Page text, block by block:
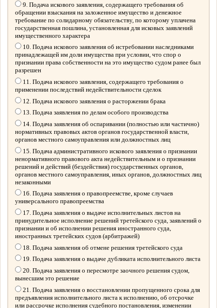
9. Подача искового заявления, содержащего требования об
обращении взыскания на заложенное имущество и денежное
требование по солидарному обязательству, по которому уплачена
государственная пошлина, установленная для исковых заявлений
имущественного характера
10. Подача искового заявления об истребовании наследниками
принадлежащей им доли имущества при условии, что спор о
признании права собственности на это имущество судом ранее был
разрешен
11. Подача искового заявления, содержащего требования о
применении последствий недействительности сделок
12. Подача искового заявления о расторжении брака
13. Подача заявления по делам особого производства
14. Подача заявления об оспаривании (полностью или частично)
нормативных правовых актов органов государственной власти,
органов местного самоуправления или должностных лиц
15. Подача административного искового заявления о признании
ненормативного правового акта недействительным и о признании
решений и действий (бездействия) государственных органов,
органов местного самоуправления, иных органов, должностных лиц
незаконными
16. Подача заявления о правопреемстве, кроме случаев
универсального правопреемства
17. Подача заявления о выдаче исполнительных листов на
принудительное исполнение решений третейского суда, заявлений о
признании и об исполнении решения иностранного суда,
иностранных третейских судов (арбитражей)
18. Подача заявления об отмене решения третейского суда
19. Подача заявления о выдаче дубликата исполнительного листа
20. Подача заявления о пересмотре заочного решения судом,
вынесшим это решение
21. Подача заявления о восстановлении пропущенного срока для
предъявления исполнительного листа к исполнению, об отсрочке
или рассрочке исполнения судебного постановления, изменении